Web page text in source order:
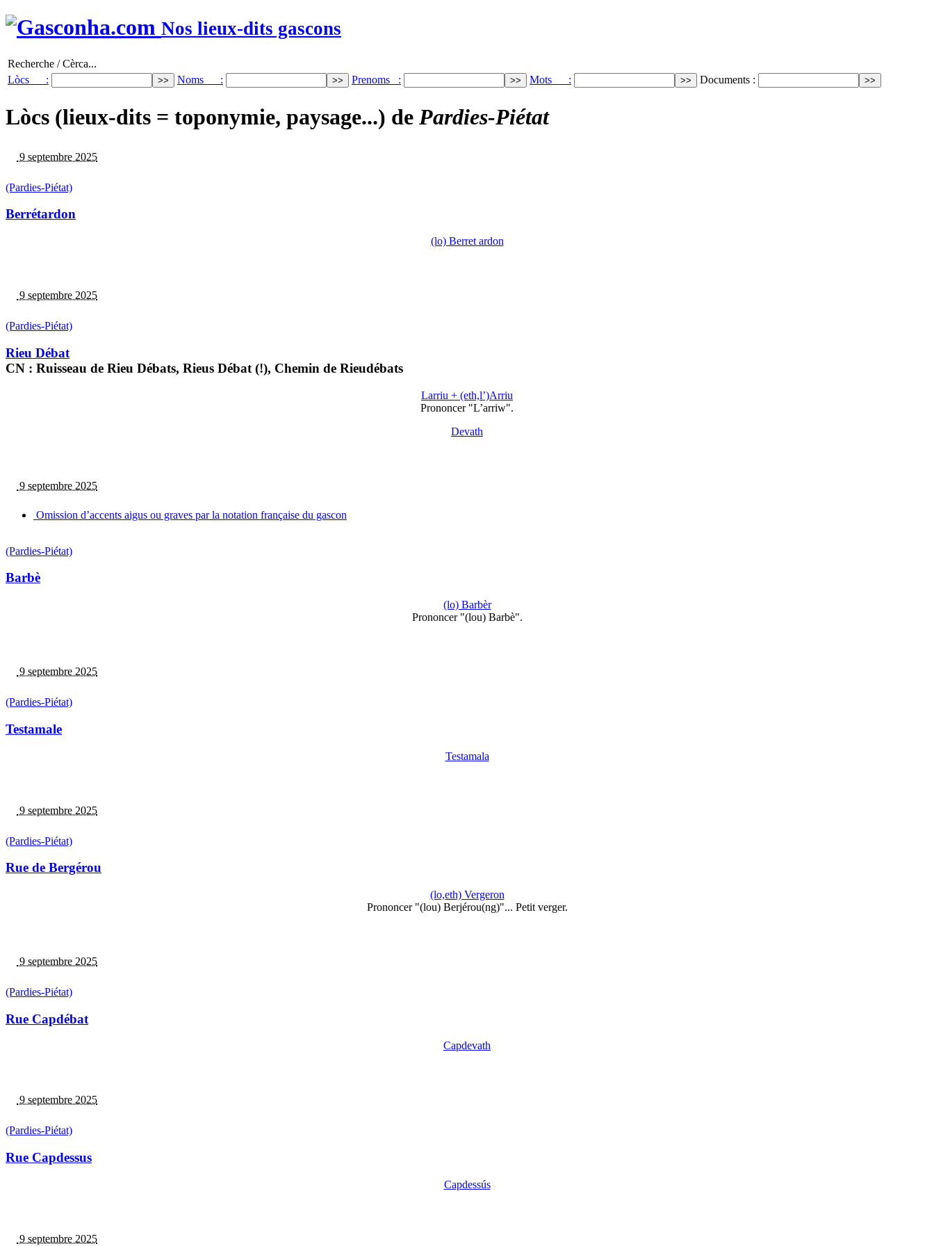
Nos lieux-dits gascons
Recherche / Cèrca...
Lòcs :
Noms : Prenoms : Mots : Documents :
Lòcs (lieux-dits = toponymie, paysage...) de Pardies-Piétat
9 septembre 2025
(Pardies-Piétat)
Berrétardon
(lo) Berret ardon
9 septembre 2025
(Pardies-Piétat)
Rieu Débat
CN : Ruisseau de Rieu Débats, Rieus Débat (!), Chemin de Rieudébats
Larriu + (eth,l’)Arriu
Prononcer "L’arriw".
Devath
9 septembre 2025
Omission d’accents aigus ou graves par la notation française du gascon
(Pardies-Piétat)
Barbè
(lo) Barbèr
Prononcer "(lou) Barbè".
9 septembre 2025
(Pardies-Piétat)
Testamale
Testamala
9 septembre 2025
(Pardies-Piétat)
Rue de Bergérou
(lo,eth) Vergeron
Prononcer "(lou) Berjérou(ng)"... Petit verger.
9 septembre 2025
(Pardies-Piétat)
Rue Capdébat
Capdevath
9 septembre 2025
(Pardies-Piétat)
Rue Capdessus
Capdessús
9 septembre 2025